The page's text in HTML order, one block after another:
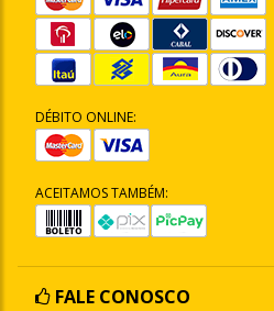
DÉBITO ONLINE:
ACEITAMOS TAMBÉM:
FALE CONOSCO